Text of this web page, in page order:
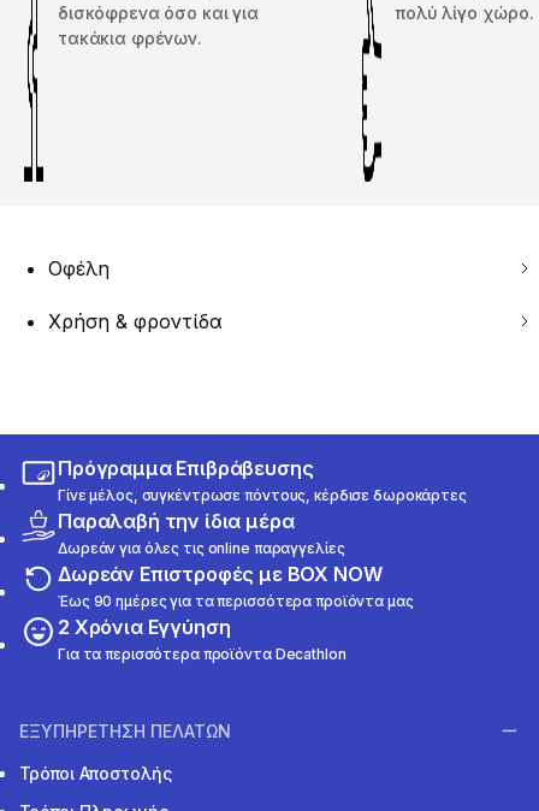
δισκόφρενα όσο και για
τακάκια φρένων.
πολύ λίγο χώρο.
Οφέλη
Χρήση & φροντίδα
Πρόγραμμα Επιβράβευσης
Γίνε μέλος, συγκέντρωσε πόντους, κέρδισε δωροκάρτες
Παραλαβή την ίδια μέρα
Δωρεάν για όλες τις online παραγγελίες
Δωρεάν Επιστροφές με BOX NOW
Έως 90 ημέρες για τα περισσότερα προϊόντα μας
2 Χρόνια Εγγύηση
Για τα περισσότερα προϊόντα Decathlon
ΕΞΥΠΗΡΕΤΗΣΗ ΠΕΛΑΤΩΝ
Τρόποι Αποστολής